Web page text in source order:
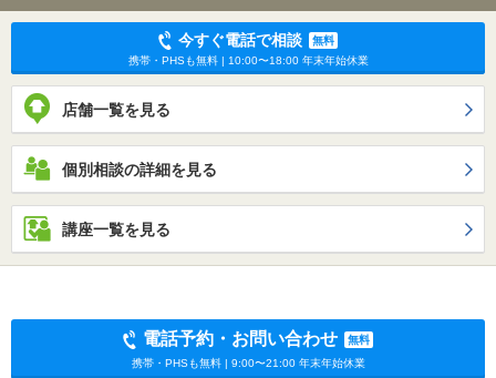
今すぐ電話で相談
無料
携帯・PHSも無料 | 10:00〜18:00 年末年始休業
店舗一覧を見る
個別相談の詳細を見る
講座一覧を見る
電話予約・お問い合わせ
無料
携帯・PHSも無料 | 9:00〜21:00 年末年始休業